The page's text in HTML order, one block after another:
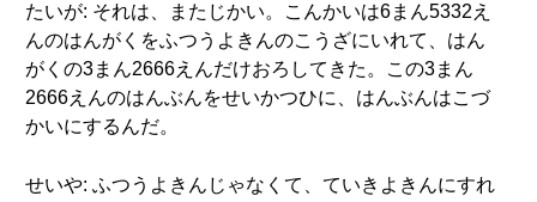
たいが: それは、またじかい。こんかいは6まん5332え
んのはんがくをふつうよきんのこうざにいれて、はん
がくの3まん2666えんだけおろしてきた。この3まん
2666えんのはんぶんをせいかつひに、はんぶんはこづ
かいにするんだ。
せいや: ふつうよきんじゃなくて、ていきよきんにすれ